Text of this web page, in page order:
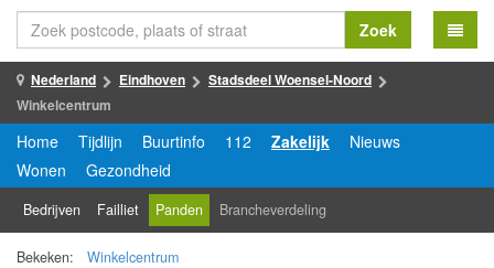
Zoek
Nederland Eindhoven
Stadsdeel Woensel-Noord
Winkelcentrum
Home Tijdlijn Buurtinfo 112 Zakelijk
Nieuws
Wonen
Gezondheid
Bedrijven Failliet Panden Brancheverdeling
Bekeken: Winkelcentrum